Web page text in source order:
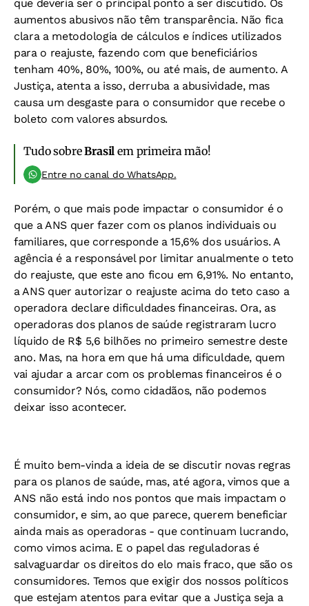
que deveria ser o principal ponto a ser discutido. Os
aumentos abusivos não têm transparência. Não fica
clara a metodologia de cálculos e índices utilizados
para o reajuste, fazendo com que beneficiários
tenham 40%, 80%, 100%, ou até mais, de aumento. A
Justiça, atenta a isso, derruba a abusividade, mas
causa um desgaste para o consumidor que recebe o
boleto com valores absurdos.
Tudo sobreBrasil em primeira mão!
Entre no canal do WhatsApp.
Porém, o que mais pode impactar o consumidor é o
que a ANS quer fazer com os planos individuais ou
familiares, que corresponde a 15,6% dos usuários. A
agência é a responsável por limitar anualmente o teto
do reajuste, que este ano ficou em 6,91%. No entanto,
a ANS quer autorizar o reajuste acima do teto caso a
operadora declare dificuldades financeiras. Ora, as
operadoras dos planos de saúde registraram lucro
líquido de R$ 5,6 bilhões no primeiro semestre deste
ano. Mas, na hora em que há uma dificuldade, quem
vai ajudar a arcar com os problemas financeiros é o
consumidor? Nós, como cidadãos, não podemos
deixar isso acontecer.
É muito bem-vinda a ideia de se discutir novas regras
para os planos de saúde, mas, até agora, vimos que a
ANS não está indo nos pontos que mais impactam o
consumidor, e sim, ao que parece, querem beneficiar
ainda mais as operadoras - que continuam lucrando,
como vimos acima. E o papel das reguladoras é
salvaguardar os direitos do elo mais fraco, que são os
consumidores. Temos que exigir dos nossos políticos
que estejam atentos para evitar que a Justiça seja a